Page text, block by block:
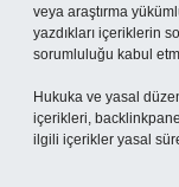
veya araştırma
yazdıkları içeriklerin
sorumluluğu kabul
Hukuka ve yasal
içerikleri,
ilgili içerikler yasal